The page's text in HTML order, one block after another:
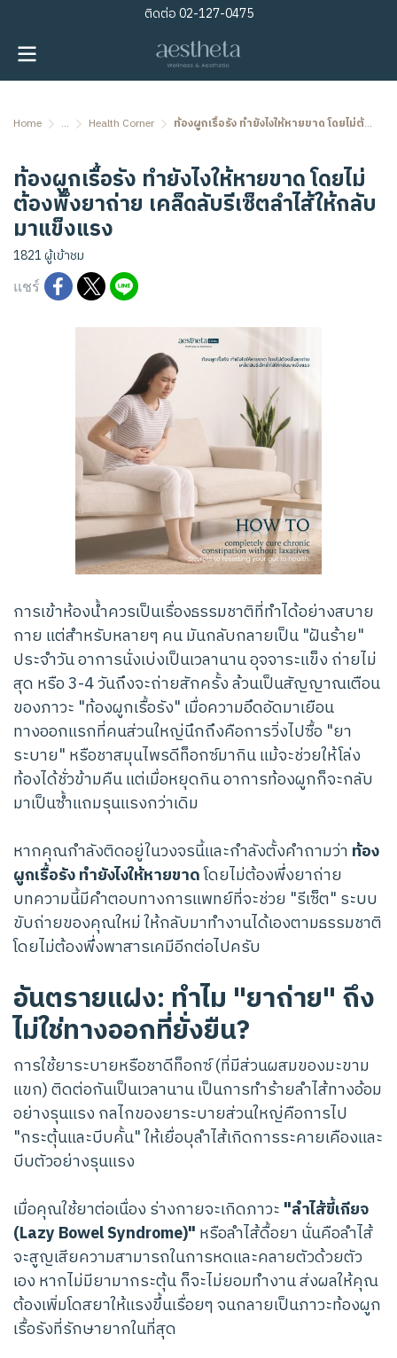
ติดต่อ02-127-0475
Home ... Health Corner ท้องผูกเรื้อรัง ทำยังไงให้หายขาด โดยไม่ต้องพึ่งยาถ่าย เคล็ดลับรีเซ็ตลำไส้ให้กลับมาแข็งแรง
ท้องผูกเรื้อรัง ทำยังไงให้หายขาด โดยไม่
ต้องพึ่งยาถ่าย เคล็ดลับรีเซ็ตลำไส้ให้กลับ
มาแข็งแรง
1821 ผู้เข้าชม
แชร์
การเข้าห้องน้ำควรเป็นเรื่องธรรมชาติที่ทำได้อย่างสบาย
กาย แต่สำหรับหลายๆ คน มันกลับกลายเป็น "ฝันร้าย"
ประจำวัน อาการนั่งเบ่งเป็นเวลานาน อุจจาระแข็ง ถ่ายไม่
สุด หรือ 3-4 วันถึงจะถ่ายสักครั้ง ล้วนเป็นสัญญาณเตือน
ของภาวะ "ท้องผูกเรื้อรัง" เมื่อความอึดอัดมาเยือน
ทางออกแรกที่คนส่วนใหญ่นึกถึงคือการวิ่งไปซื้อ "ยา
ระบาย" หรือชาสมุนไพรดีท็อกซ์มากิน แม้จะช่วยให้โล่ง
ท้องได้ชั่วข้ามคืน แต่เมื่อหยุดกิน อาการท้องผูกก็จะกลับ
มาเป็นซ้ำแถมรุนแรงกว่าเดิม
หากคุณกำลังติดอยู่ในวงจรนี้และกำลังตั้งคำถามว่า ท้อง
ผูกเรื้อรัง ทำยังไงให้หายขาดโดยไม่ต้องพึ่งยาถ่าย
บทความนี้มีคำตอบทางการแพทย์ที่จะช่วย "รีเซ็ต" ระบบ
ขับถ่ายของคุณใหม่ ให้กลับมาทำงานได้เองตามธรรมชาติ
โดยไม่ต้องพึ่งพาสารเคมีอีกต่อไปครับ
อันตรายแฝง: ทำไม "ยาถ่าย" ถึง
ไม่ใช่ทางออกที่ยั่งยืน?
การใช้ยาระบายหรือชาดีท็อกซ์ (ที่มีส่วนผสมของมะขาม
แขก) ติดต่อกันเป็นเวลานาน เป็นการทำร้ายลำไส้ทางอ้อม
อย่างรุนแรง กลไกของยาระบายส่วนใหญ่คือการไป
"กระตุ้นและบีบคั้น" ให้เยื่อบุลำไส้เกิดการระคายเคืองและ
บีบตัวอย่างรุนแรง
เมื่อคุณใช้ยาต่อเนื่อง ร่างกายจะเกิดภาวะ "ลำไส้ขี้เกียจ
(Lazy Bowel Syndrome)" หรือลำไส้ดื้อยา นั่นคือลำไส้
จะสูญเสียความสามารถในการหดและคลายตัวด้วยตัว
เอง หากไม่มียามากระตุ้น ก็จะไม่ยอมทำงาน ส่งผลให้คุณ
ต้องเพิ่มโดสยาให้แรงขึ้นเรื่อยๆ จนกลายเป็นภาวะท้องผูก
เรื้อรังที่รักษายากในที่สุด